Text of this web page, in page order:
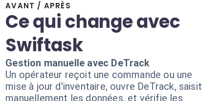
AVANT / APRÈS
Ce qui change avec
Swiftask
Gestion manuelle avec DeTrack
Un opérateur reçoit une commande ou une
mise à jour d'inventaire, ouvre DeTrack, saisit
manuellement les données, et vérifie les